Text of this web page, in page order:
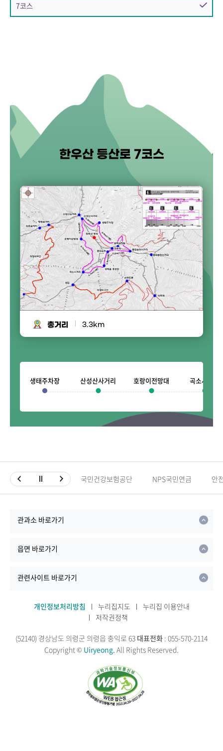
7코스
한우산 등산로 7코스
총거리 3.3km
생태주차장 산성산사거리 호랑이전망대 곡소사거리
국민건강보험공단 NPS국민연금 안
관과소 바로가기
읍면 바로가기
관련사이트 바로가기
개인정보처리방침 누리집지도
누리집 이용안내
저작권정책
(52140) 경상남도 의령군 의령읍 충익로 63 대표전화 : 055-570-2114
Copyright © Uiryeong. All Rights Reserved.